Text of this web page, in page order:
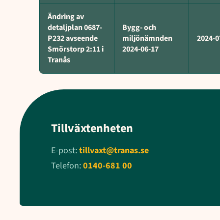
Ändring av
detaljplan 0687-
P232 avseende
Smörstorp 2:11 i
Tranås
Bygg- och
miljönämnden
2024-06-17
2024-
Tillväxtenheten
E-post:tillvaxt@tranas.se
Telefon:0140-681 00